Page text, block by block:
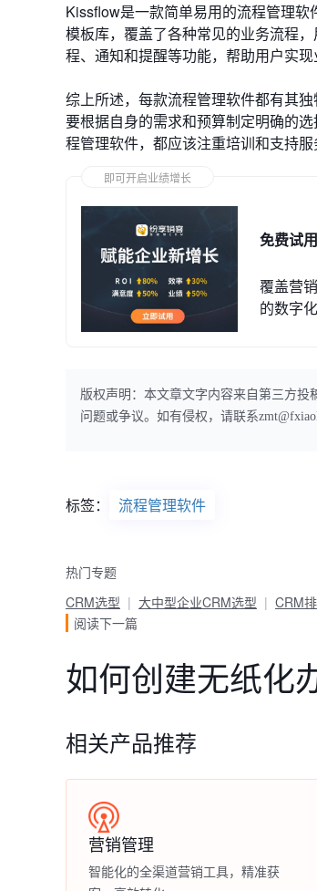
Kissflow是一款简单易用的流程管理
模板库，覆盖了各种常见的业务流程
程、通知和提醒等功能，帮助用户实现
综上所述，每款流程管理软件都有其
要根据自身的需求和预算制定明确的
程管理软件，都应该注重培训和支持
即可开启业绩增长
免费试
覆盖营
的数字
版权声明：本文章文字内容来自第三方
问题或争议。如有侵权，请联系
标签： 流程管理软件
热门专题
CRM选型
大中型企业CRM选型 CRM
阅读下一篇
如何创建无纸化
相关产品推荐
营销管理
智能化的全渠道营销工具，精准获